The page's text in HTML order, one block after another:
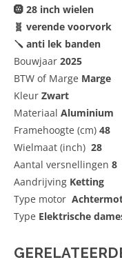
🛞 28 inch wielen
🧬 verende voorvork
🪛 anti lek banden
Bouwjaar 2025
BTW of Marge Marge
Kleur Zwart
Materiaal Aluminium
Framehoogte (cm) 48
Wielmaat (inch) 28
Aantal versnellingen 8
Aandrijving Ketting
Type motor
Type Elektrische